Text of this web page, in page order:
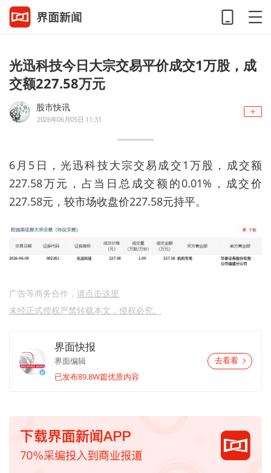
光迅科技今日大宗交易平价成交1万股，成
交额227.58万元
股市快讯
2026年06月05日 11:31
6月5日，光迅科技大宗交易成交1万股，成交额
227.58万元，占当日总成交额的0.01%，成交价
227.58元，较市场收盘价227.58元持平。
广告等商务合作， 请点击这里
未经正式授权严禁转载本文，侵权必究。
界面快报
界面编辑
已发布89.8W篇优质内容
去看看